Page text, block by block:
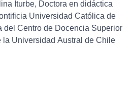
Iturbe, Doctora en didáctica
Universidad Católica de
del Centro de Docencia Superior
Universidad Austral de Chile